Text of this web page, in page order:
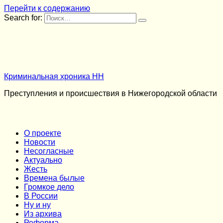
Перейти к содержанию
Search for:
Криминальная хроника НН
Преступления и происшествия в Нижегородской области
О проекте
Новости
Несогласные
Актуально
Жесть
Времена былые
Громкое дело
В России
Ну и ну
Из архива